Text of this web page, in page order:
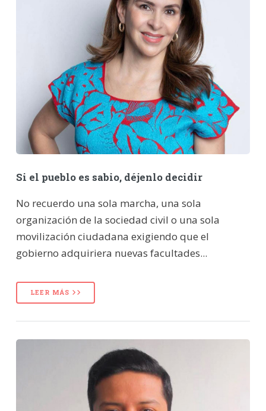
Si el pueblo es sabio, déjenlo decidir
No recuerdo una sola marcha, una sola
organización de la sociedad civil o una sola
movilización ciudadana exigiendo que el
gobierno adquiriera nuevas facultades...
LEER MÁS